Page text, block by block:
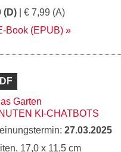
(D) | € 7,99 (A)
Book (EPUB)
Garten
KI-CHATBOTS
27.03.2025
17,0 x 11,5 cm